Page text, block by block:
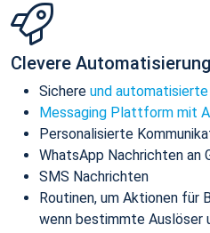
Clevere
Sichere und
Messaging Plattform mit
Personalisierte
WhatsApp Nachrichten an
SMS Nachrichten
Routinen, um Aktionen für
wenn bestimmte Auslöser